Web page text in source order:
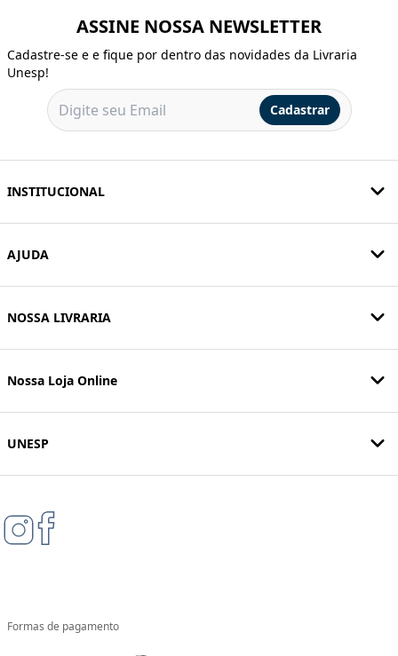
ASSINE NOSSA NEWSLETTER
Cadastre-se e e fique por dentro das novidades da Livraria
Unesp!
Cadastrar
INSTITUCIONAL
AJUDA
NOSSA LIVRARIA
Nossa Loja Online
UNESP
Formas de pagamento